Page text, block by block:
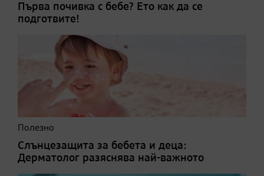
Първа почивка с бебе? Ето как да се
подготвите!
Полезно
Слънцезащита за бебета и деца:
Дерматолог разяснява най-важното